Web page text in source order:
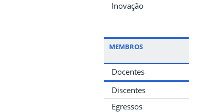
Inovação
MEMBROS
Docentes
Discentes
Egressos